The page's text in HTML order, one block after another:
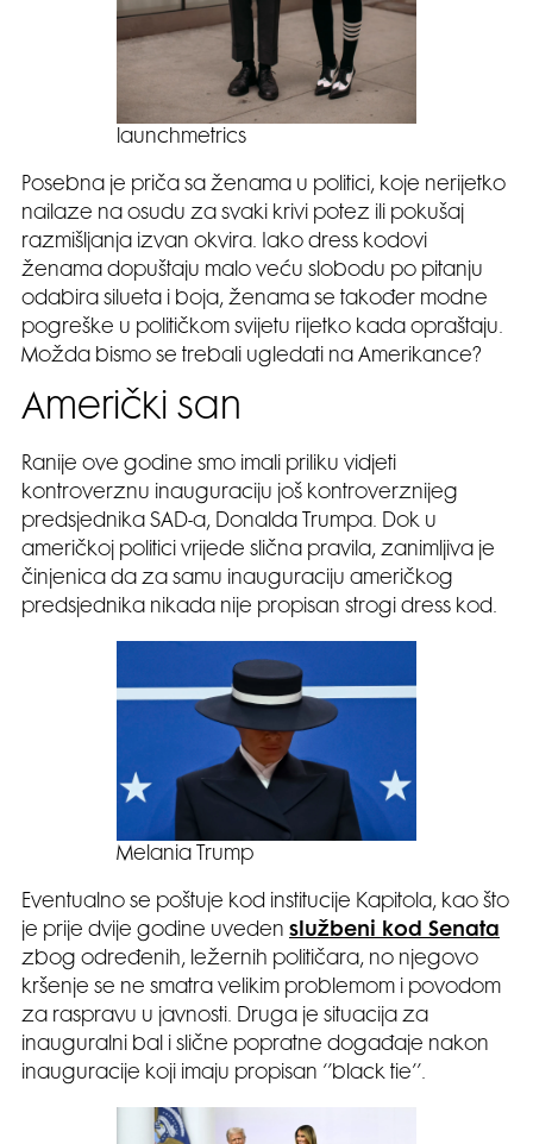
launchmetrics
Posebna je priča sa ženama u politici, koje nerijetko
nailaze na osudu za svaki krivi potez ili pokušaj
razmišljanja izvan okvira. Iako dress kodovi
ženama dopuštaju malo veću slobodu po pitanju
odabira silueta i boja, ženama se također modne
pogreške u političkom svijetu rijetko kada opraštaju.
Možda bismo se trebali ugledati na Amerikance?
Američki san
Ranije ove godine smo imali priliku vidjeti
kontroverznu inauguraciju još kontroverznijeg
predsjednika SAD-a, Donalda Trumpa. Dok u
američkoj politici vrijede slična pravila, zanimljiva je
činjenica da za samu inauguraciju američkog
predsjednika nikada nije propisan strogi dress kod.
Melania Trump
Eventualno se poštuje kod institucije Kapitola, kao što
je prije dvije godine uveden službeni kod Senata
zbog određenih, ležernih političara, no njegovo
kršenje se ne smatra velikim problemom i povodom
za raspravu u javnosti. Druga je situacija za
inauguralni bal i slične popratne događaje nakon
inauguracije koji imaju propisan ‘’black tie’’.